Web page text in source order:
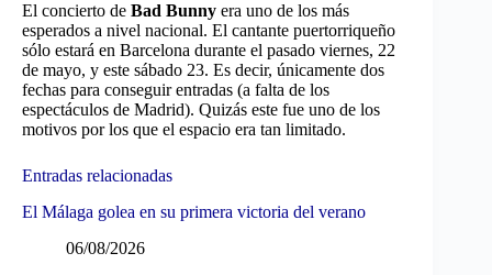
El concierto de Bad Bunny era uno de los más
esperados a nivel nacional. El cantante puertorriqueño
sólo estará en Barcelona durante el pasado viernes, 22
de mayo, y este sábado 23. Es decir, únicamente dos
fechas para conseguir entradas (a falta de los
espectáculos de Madrid). Quizás este fue uno de los
motivos por los que el espacio era tan limitado.
Entradas relacionadas
El Málaga golea en su primera victoria del verano
06/08/2026